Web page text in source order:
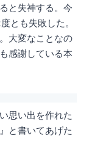
と失神する。今
とも失敗した。
大変なことなの
感謝している本
思い出を作れた
と書いてあげた